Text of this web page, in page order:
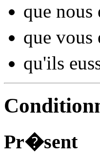
que nous
que vous
qu'ils
Pr�sent